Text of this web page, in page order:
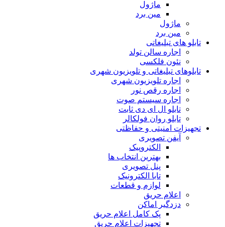
ماژول
مین برد
ماژول
مین برد
تابلو های تبلیغاتی
اجاره سالن تولد
نئون فلکسی
تابلوهاى تبلیغاتى و تلویزیون شهری
اجاره تلویزیون شهری
اجاره رقص نور
اجاره سیستم صوت
تابلو ال ای دی ثابت
تابلو روان فولکالر
تجهیزات امنیتى و حفاظتی
آیفن تصویری
الکتروپیک
بهترین انتخاب ها
پنل تصویری
تابا الکترونیک
لوازم و قطعات
اعلام حریق
دزدگیر اماکن
پک کامل اعلام حریق
تجهیزات اعلام حریق